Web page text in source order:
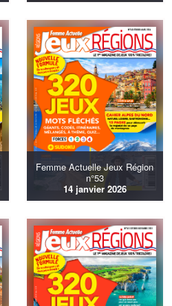
Femme Actuelle Jeux Région
n°53
14 janvier 2026